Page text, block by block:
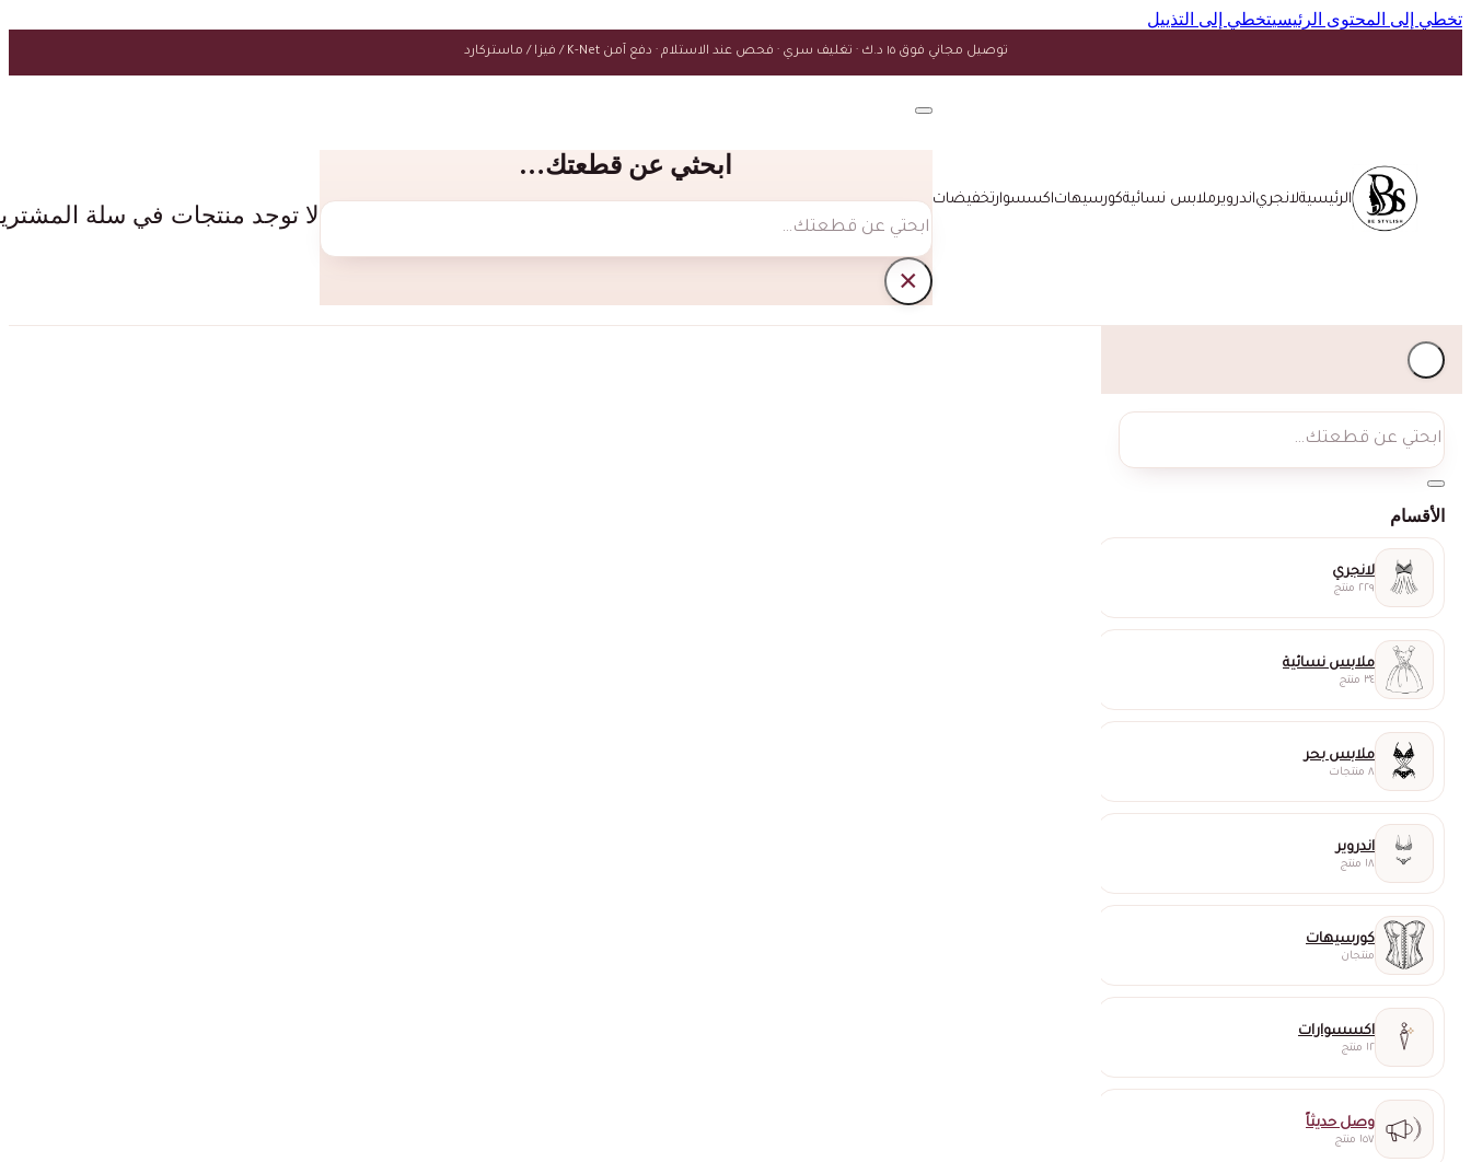
تخطي إلى المحتوى الرئيسيتخطي إلى التذييل
توصيل مجاني فوق ١٥ د.ك · تغليف سري · فحص عند الاستلام · دفع آمن K-Net / فيزا / ماستركارد
الرئيسيةلانجرياندرويرملابس نسائيةكورسيهاتاكسسوارتخفيضات
ابحثي عن قطعتك…
بحث
×
لا توجد منتجات في سلة
بحث
الأقسام
لانجري
٢٢٩ منتج
ملابس نسائية
٣٤ منتج
ملابس بحر
٨ منتجات
اندروير
١٨ منتج
كورسيهات
منتجان
اكسسوارات
١٢ منتج
وصل حديثاً
١٥٧ منتج